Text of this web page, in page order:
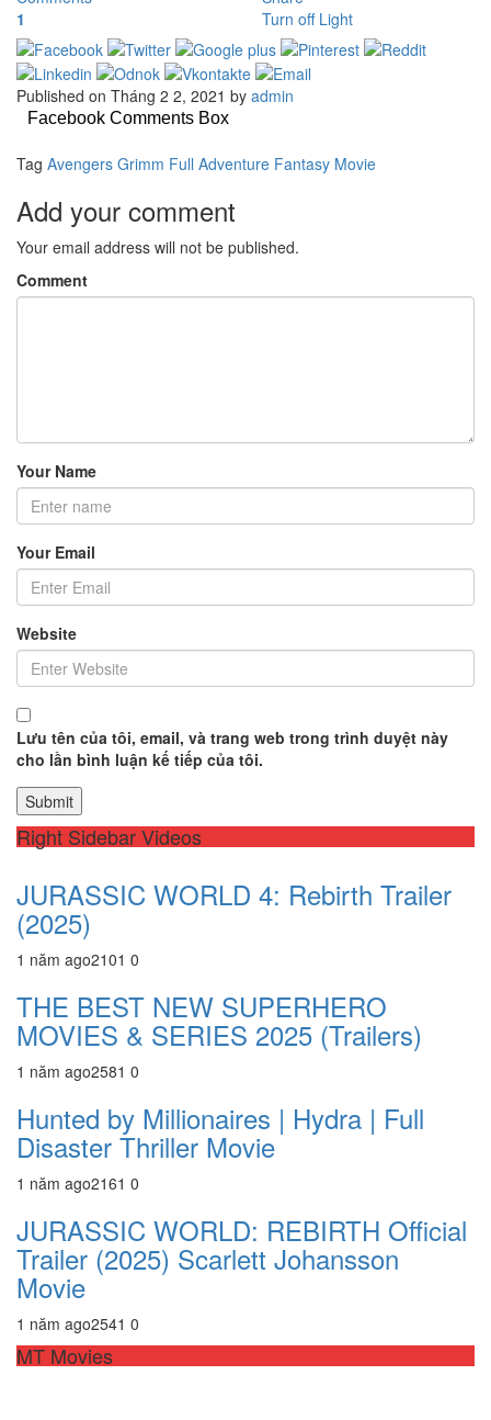
1
Turn off Light
Published on Tháng 2 2, 2021 by admin
Facebook Comments Box
Tag Avengers Grimm Full Adventure Fantasy Movie
Add your comment
Your email address will not be published.
Comment
Your Name
Your Email
Website
Lưu tên của tôi, email, và trang web trong trình duyệt này
cho lần bình luận kế tiếp của tôi.
Right Sidebar Videos
JURASSIC WORLD 4: Rebirth Trailer
(2025)
1 năm ago2101 0
THE BEST NEW SUPERHERO
MOVIES & SERIES 2025 (Trailers)
1 năm ago2581 0
Hunted by Millionaires | Hydra | Full
Disaster Thriller Movie
1 năm ago2161 0
JURASSIC WORLD: REBIRTH Official
Trailer (2025) Scarlett Johansson
Movie
1 năm ago2541 0
MT Movies